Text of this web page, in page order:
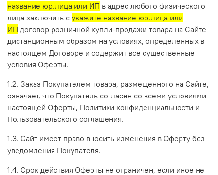
название юр.лица или ИП в адрес любого физического
лица заключить с укажите название юр.лица или
ИП договор розничной купли-продажи товара на Сайте
дистанционным образом на условиях, определенных в
настоящем Договоре и содержит все существенные
условия Оферты.
1.2. Заказ Покупателем товара, размещенного на Сайте,
означает, что Покупатель согласен со всеми условиями
настоящей Оферты, Политики конфиденциальности и
Пользовательского соглашения.
1.3. Сайт имеет право вносить изменения в Оферту без
уведомления Покупателя.
1.4. Срок действия Оферты не ограничен, если иное не